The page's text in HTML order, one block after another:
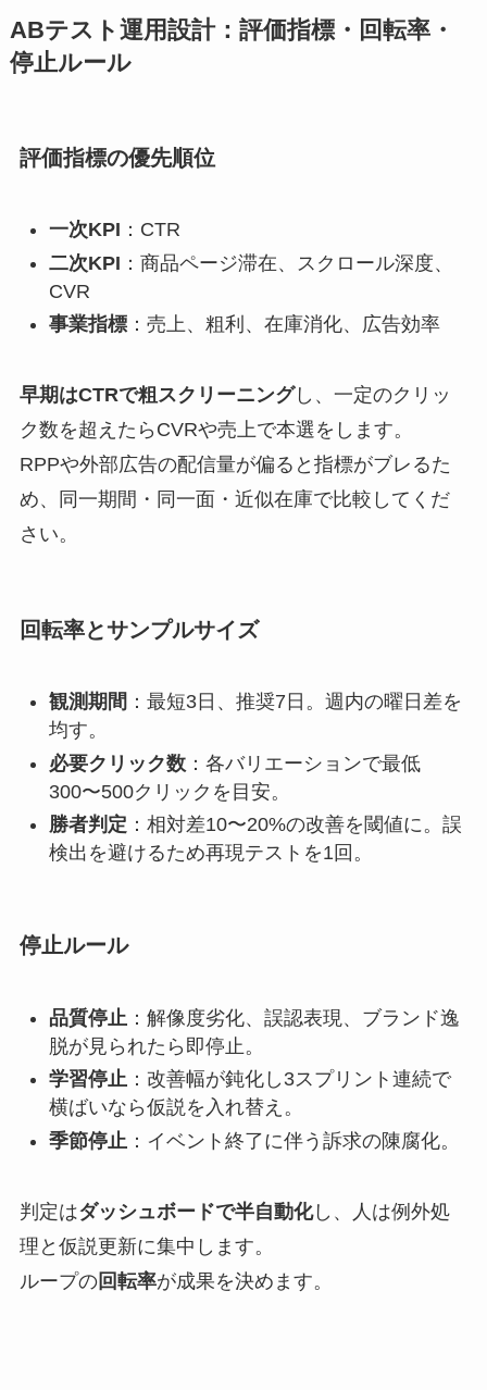
ABテスト運用設計：評価指標・回転率・
停止ルール
評価指標の優先順位
一次KPI ：CTR
二次KPI ：商品ページ滞在、スクロール深度、
CVR
事業指標：売上、粗利、在庫消化、広告効率
早期はCTRで粗スクリーニングし、一定のクリッ
ク数を超えたらCVRや売上で本選をします。
RPPや外部広告の配信量が偏ると指標がブレるた
め、同一期間・同一面・近似在庫で比較してくだ
さい。
回転率とサンプルサイズ
観測期間 ：最短3日、推奨7日。週内の曜日差を
均す。
必要クリック数：各バリエーションで最低
300〜500クリックを目安。
勝者判定 ：相対差10〜20%の改善を閾値に。誤
検出を避けるため再現テストを1回。
停止ルール
品質停止 ：解像度劣化、誤認表現、ブランド逸
脱が見られたら即停止。
学習停止：改善幅が鈍化し3スプリント連続で
横ばいなら仮説を入れ替え。
季節停止 ：イベント終了に伴う訴求の陳腐化。
判定はダッシュボードで半自動化し、人は例外処
理と仮説更新に集中します。
ループの回転率が成果を決めます。